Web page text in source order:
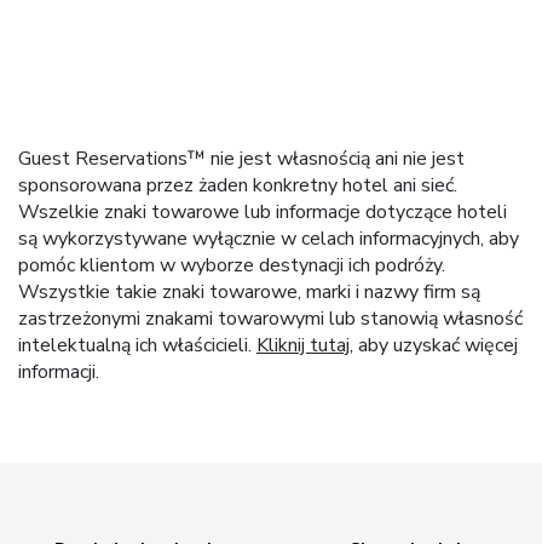
Guest Reservations™ nie jest własnością ani nie jest
sponsorowana przez żaden konkretny hotel ani sieć.
Wszelkie znaki towarowe lub informacje dotyczące hoteli
są wykorzystywane wyłącznie w celach informacyjnych, aby
pomóc klientom w wyborze destynacji ich podróży.
Wszystkie takie znaki towarowe, marki i nazwy firm są
zastrzeżonymi znakami towarowymi lub stanowią własność
intelektualną ich właścicieli. Kliknij tutaj, aby uzyskać więcej
informacji.